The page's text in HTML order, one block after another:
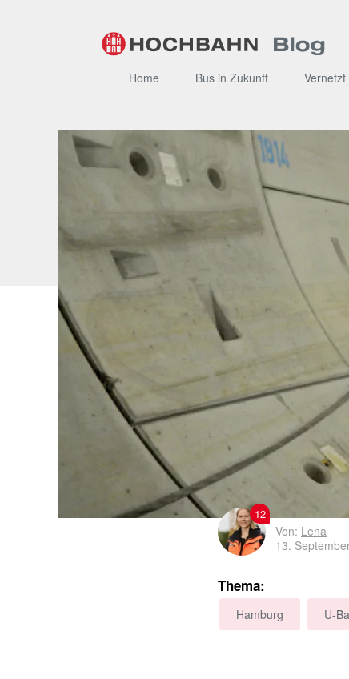
Home Bus in Zukunft
12
Von: Lena
13.
Thema:
Hamburg U-